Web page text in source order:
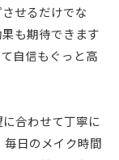
せるだけでな
も期待できます
自信もぐっと高
合わせて丁寧に
毎日のメイク時間